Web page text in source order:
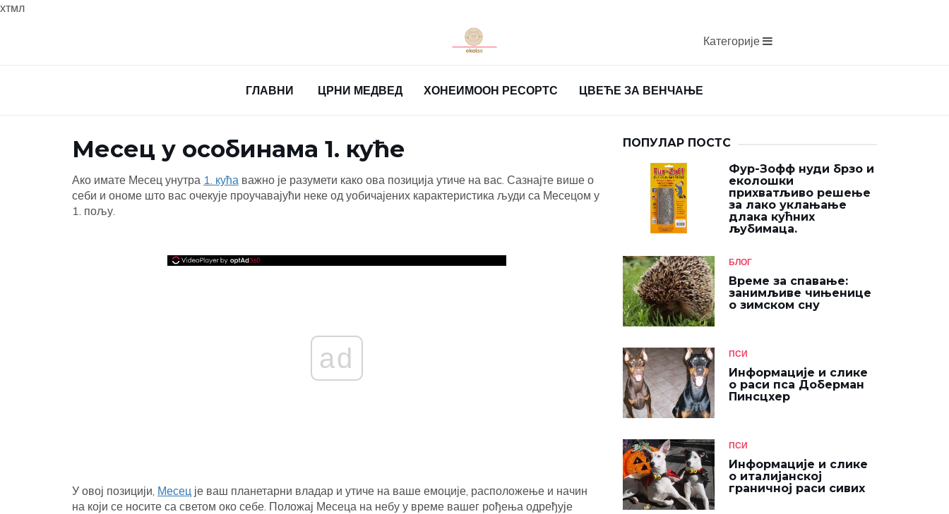
хтмл
Категорије
ГЛАВНИ ЦРНИ МЕДВЕД ХОНЕИМООН РЕСОРТС ЦВЕЋЕ ЗА ВЕНЧАЊЕ
Месец у особинама 1. куће
Ако имате Месец унутра 1. кућа важно је разумети како ова позиција утиче на вас. Сазнајте више о
себи и ономе што вас очекује проучавајући неке од уобичајених карактеристика људи са Месецом у
1. пољу.
ad
У овој позицији, Месец је ваш планетарни владар и утиче на ваше емоције, расположење и начин
на који се носите са светом око себе. Положај Месеца на небу у време вашег рођења одређује
ПОПУЛАР ПОСТС
Фур-Зофф нуди брзо и
еколошки
прихватљиво решење
за лако уклањање
длака кућних
љубимаца.
БЛОГ
Време за спавање:
занимљиве чињенице
о зимском сну
ПСИ
Информације и слике
о раси пса Доберман
Пинсцхер
ПСИ
Информације и слике
о италијанској
граничној раси сивих